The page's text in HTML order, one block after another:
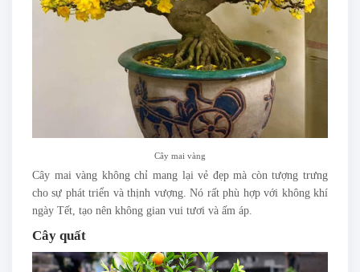
Cây mai vàng
Cây mai vàng không chỉ mang lại vẻ đẹp mà còn tượng trưng
cho sự phát triển và thịnh vượng. Nó rất phù hợp với không khí
ngày Tết, tạo nên không gian vui tươi và ấm áp.
Cây quất